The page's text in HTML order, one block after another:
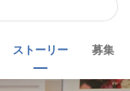
ストーリー 募集